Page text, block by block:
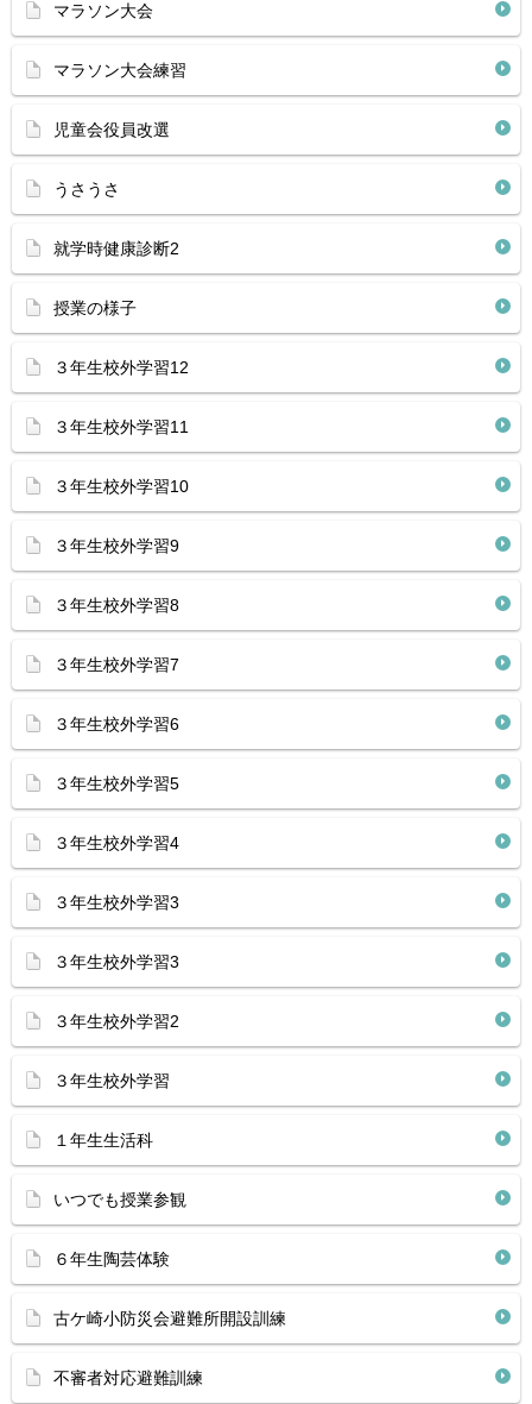
マラソン大会
マラソン大会練習
児童会役員改選
うさうさ
就学時健康診断2
授業の様子
３年生校外学習12
３年生校外学習11
３年生校外学習10
３年生校外学習9
３年生校外学習8
３年生校外学習7
３年生校外学習6
３年生校外学習5
３年生校外学習4
３年生校外学習3
３年生校外学習3
３年生校外学習2
３年生校外学習
１年生生活科
いつでも授業参観
６年生陶芸体験
古ケ崎小防災会避難所開設訓練
不審者対応避難訓練